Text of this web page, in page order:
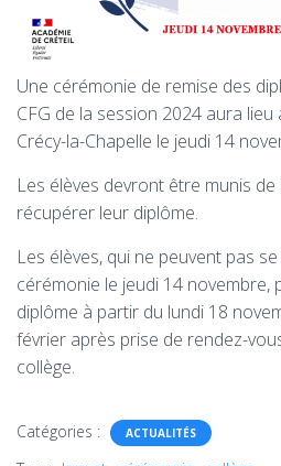
Une cérémonie de remise des
CFG de la session 2024 aura
Crécy-la-Chapelle le jeudi 14
Les élèves devront être munis
récupérer leur diplôme.
Les élèves, qui ne peuvent pas
cérémonie le jeudi 14
diplôme à partir du lundi 18
février après prise de rendez-
collège.
Catégories : ACTUALITÉS